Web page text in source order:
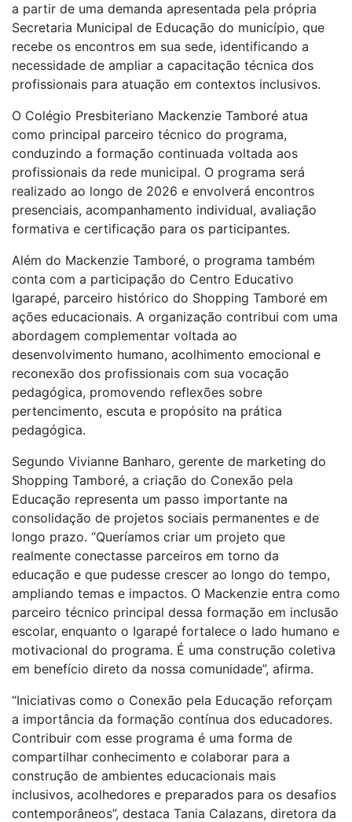
a partir de uma demanda apresentada pela própria
Secretaria Municipal de Educação do município, que
recebe os encontros em sua sede, identificando a
necessidade de ampliar a capacitação técnica dos
profissionais para atuação em contextos inclusivos.
O Colégio Presbiteriano Mackenzie Tamboré atua
como principal parceiro técnico do programa,
conduzindo a formação continuada voltada aos
profissionais da rede municipal. O programa será
realizado ao longo de 2026 e envolverá encontros
presenciais, acompanhamento individual, avaliação
formativa e certificação para os participantes.
Além do Mackenzie Tamboré, o programa também
conta com a participação do Centro Educativo
Igarapé, parceiro histórico do Shopping Tamboré em
ações educacionais. A organização contribui com uma
abordagem complementar voltada ao
desenvolvimento humano, acolhimento emocional e
reconexão dos profissionais com sua vocação
pedagógica, promovendo reflexões sobre
pertencimento, escuta e propósito na prática
pedagógica.
Segundo Vivianne Banharo, gerente de marketing do
Shopping Tamboré, a criação do Conexão pela
Educação representa um passo importante na
consolidação de projetos sociais permanentes e de
longo prazo. “Queríamos criar um projeto que
realmente conectasse parceiros em torno da
educação e que pudesse crescer ao longo do tempo,
ampliando temas e impactos. O Mackenzie entra como
parceiro técnico principal dessa formação em inclusão
escolar, enquanto o Igarapé fortalece o lado humano e
motivacional do programa. É uma construção coletiva
em benefício direto da nossa comunidade”, afirma.
“Iniciativas como o Conexão pela Educação reforçam
a importância da formação contínua dos educadores.
Contribuir com esse programa é uma forma de
compartilhar conhecimento e colaborar para a
construção de ambientes educacionais mais
inclusivos, acolhedores e preparados para os desafios
contemporâneos”, destaca Tania Calazans, diretora da